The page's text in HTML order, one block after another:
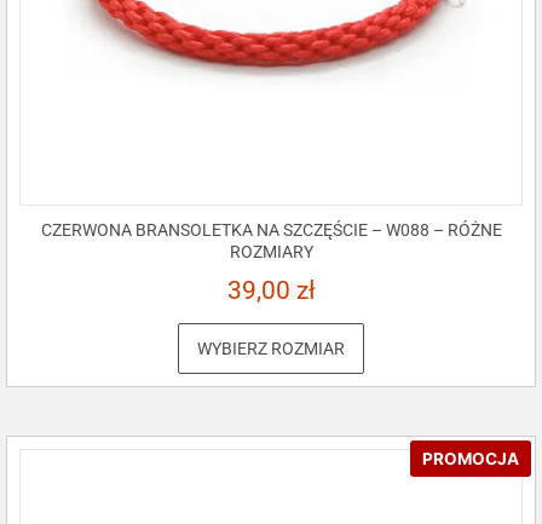
CZERWONA BRANSOLETKA NA SZCZĘŚCIE – W088 – RÓŻNE
ROZMIARY
39,00 zł
WYBIERZ ROZMIAR
PROMOCJA